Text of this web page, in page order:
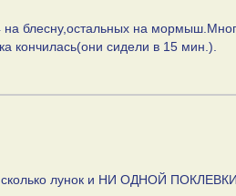
блесну,остальных на
кончилась(они сидели в 15 мин.).
лунок и НИ ОДНОЙ